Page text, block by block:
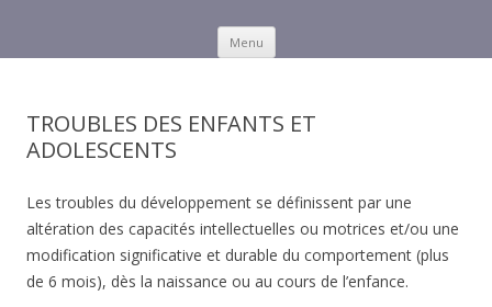
Menu
Skip to content
apprentissages
TROUBLES DES ENFANTS ET
ADOLESCENTS
Les troubles du développement se définissent par une
altération des capacités intellectuelles ou motrices et/ou une
modification significative et durable du comportement (plus
de 6 mois), dès la naissance ou au cours de l’enfance.